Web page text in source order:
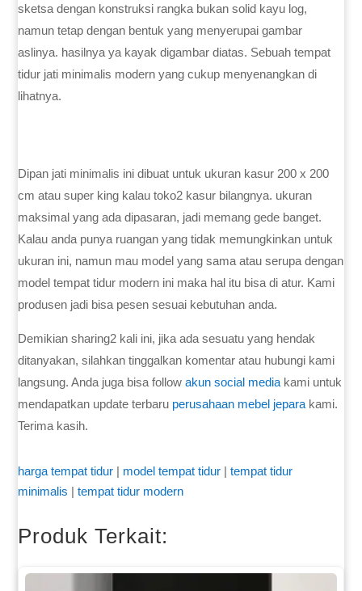
sketsa dengan konstruksi rangka bukan solid kayu log,
namun tetap dengan bentuk yang menyerupai gambar
aslinya. hasilnya ya kayak digambar diatas. Sebuah tempat
tidur jati minimalis modern yang cukup menyenangkan di
lihatnya.
Dipan jati minimalis ini dibuat untuk ukuran kasur 200 x 200
cm atau super king kalau toko2 kasur bilangnya. ukuran
maksimal yang ada dipasaran, jadi memang gede banget.
Kalau anda punya ruangan yang tidak memungkinkan untuk
ukuran ini, namun mau model yang sama atau serupa dengan
model tempat tidur modern ini maka hal itu bisa di atur. Kami
produsen jadi bisa pesen sesuai kebutuhan anda.
Demikian sharing2 kali ini, jika ada sesuatu yang hendak
ditanyakan, silahkan tinggalkan komentar atau hubungi kami
langsung. Anda juga bisa followakun social media kami untuk
mendapatkan update terbaru perusahaan mebel jepara kami.
Terima kasih.
harga tempat tidur | model tempat tidur |tempat tidur
minimalis |tempat tidur modern
Produk Terkait: